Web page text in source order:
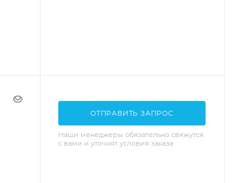
ОТПРАВИТЬ ЗАПРОС
Наши менеджеры обязательно свяжутся
с вами и уточнят условия заказа